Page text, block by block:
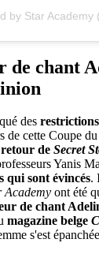
by Star Academy
de chant
des
de cette Coupe
retour de Secret
Yanis
qui sont évincés.
Academy ont été
de chant
magazine belge
s'est